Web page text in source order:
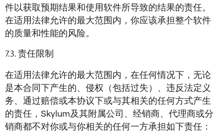
件以获取预期结果和使用软件所导致的结果的责任。
在适用法律允许的最大范围内，你应该承担整个软件
的质量和性能的风险。
责任限制
在适用法律允许的最大范围内，在任何情况下，无论
是本合同下产生的、侵权（包括过失）、违反法定义
务、通过赔偿或本协议下或与其相关的任何方式产生
的责任，Skylum及其附属公司、经销商、代理商或分
销商都不对你或与你相关的任何一方承担如下责任：